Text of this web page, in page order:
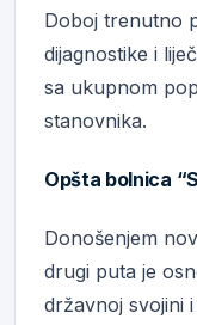
Doboj trenutno
dijagnostike i
sa ukupnom
stanovnika.
Opšta bolnica
Donošenjem
drugi puta je
državnoj svojini